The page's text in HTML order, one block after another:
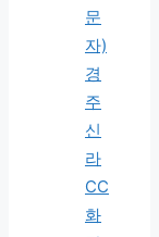
문
자)
경
주
신
라
CC
화